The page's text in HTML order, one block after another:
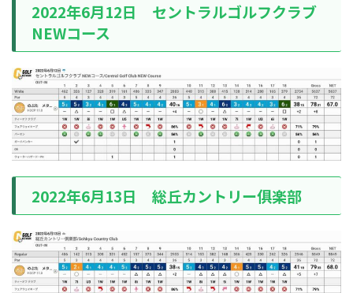
2022年6月12日 セントラルゴルフクラブ
NEWコース
2022年6月13日 総丘カントリー俱楽部